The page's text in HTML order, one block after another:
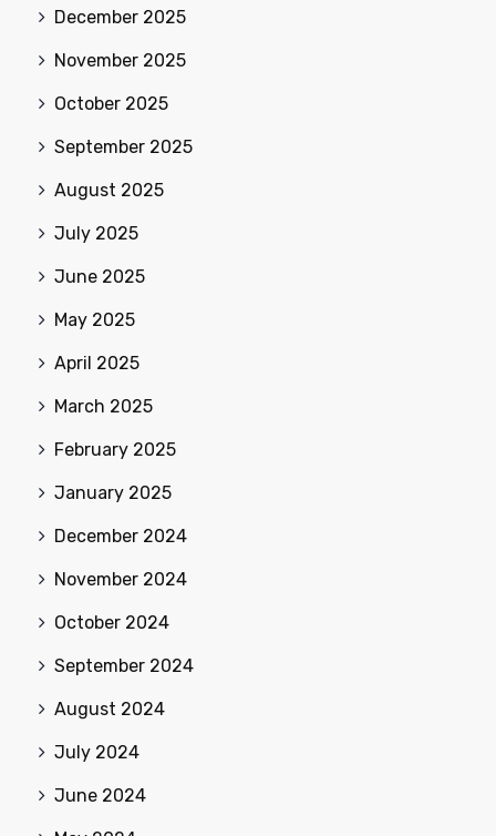
December 2025
November 2025
October 2025
September 2025
August 2025
July 2025
June 2025
May 2025
April 2025
March 2025
February 2025
January 2025
December 2024
November 2024
October 2024
September 2024
August 2024
July 2024
June 2024